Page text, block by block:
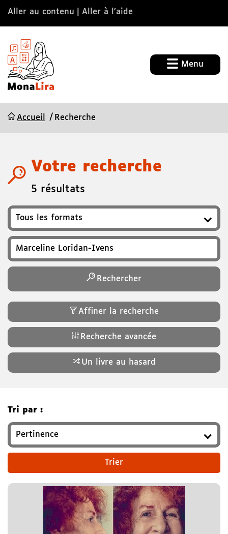
Aller au contenu Aller à l’aide
Menu
Accueil Recherche
Votre recherche
5 résultats
Format
Recherchez un titre, auteur, ISBN, genre…
Rechercher
Affiner la recherche
Recherche avancée
Un livre au hasard
Tri par :